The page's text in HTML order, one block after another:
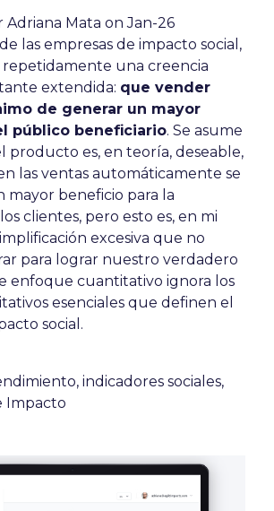
Adriana Mata on Jan-26
las empresas de impacto social,
repetidamente una creencia
extendida: que vender
de generar un mayor
público beneficiario. Se asume
producto es, en teoría, deseable,
las ventas automáticamente se
mayor beneficio para la
clientes, pero esto es, en mi
excesiva que no
para lograr nuestro verdadero
enfoque cuantitativo ignora los
esenciales que definen el
social.
, indicadores sociales,
Impacto